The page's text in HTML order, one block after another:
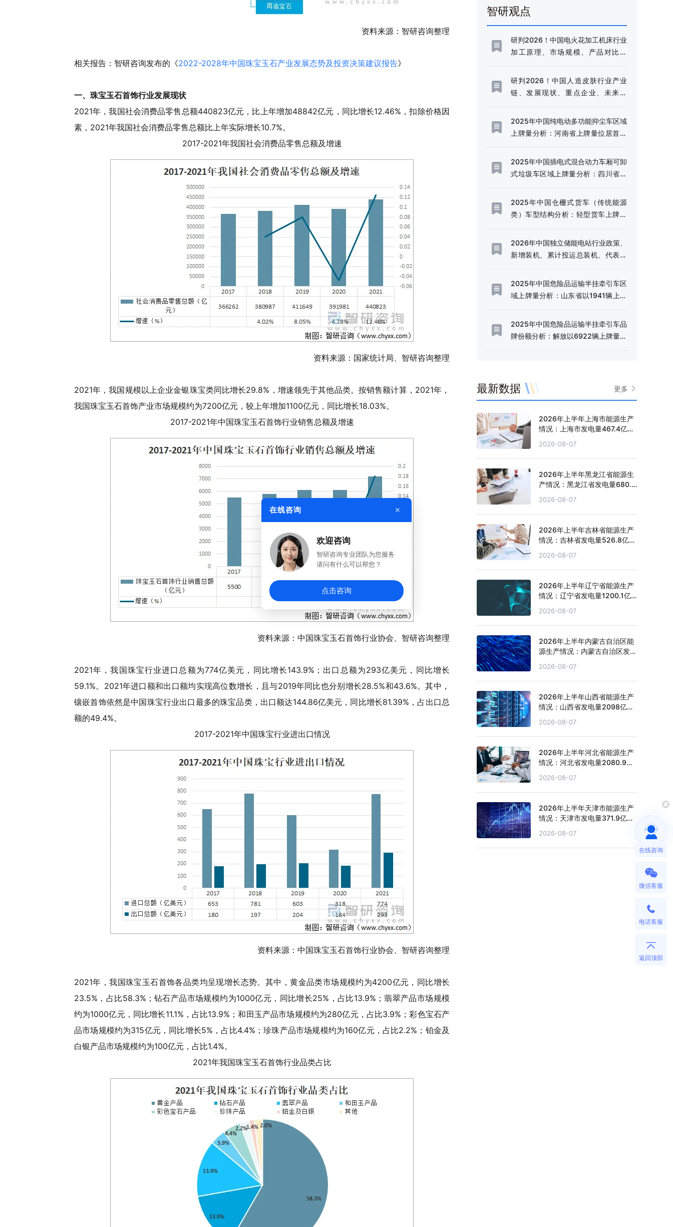
资料来源：智研咨询整理
相关报告：智研咨询发布的《2022-2028年中国珠宝玉石产业发展态势及投资决策建议报告》
一、珠宝玉石首饰行业发展现状
2021年，我国社会消费品零售总额440823亿元，比上年增加48842亿元，同比增长12.46%，扣除价格因
素，2021年我国社会消费品零售总额比上年实际增长10.7%。
2017-2021年我国社会消费品零售总额及增速
资料来源：国家统计局、智研咨询整理
2021年，我国规模以上企业金银珠宝类同比增长29.8%，增速领先于其他品类。按销售额计算，2021年，
我国珠宝玉石首饰产业市场规模约为7200亿元，较上年增加1100亿元，同比增长18.03%。
2017-2021年中国珠宝玉石首饰行业销售总额及增速
资料来源：中国珠宝玉石首饰行业协会、智研咨询整理
2021年，我国珠宝行业进口总额为774亿美元，同比增长143.9%；出口总额为293亿美元，同比增长
59.1%。2021年进口额和出口额均实现高位数增长，且与2019年同比也分别增长28.5%和43.6%。其中，
镶嵌首饰依然是中国珠宝行业出口最多的珠宝品类，出口额达144.86亿美元，同比增长81.39%，占出口总
额的49.4%。
2017-2021年中国珠宝行业进出口情况
资料来源：中国珠宝玉石首饰行业协会、智研咨询整理
2021年，我国珠宝玉石首饰各品类均呈现增长态势。其中，黄金品类市场规模约为4200亿元，同比增长
23.5%，占比58.3%；钻石产品市场规模约为1000亿元，同比增长25%，占比13.9%；翡翠产品市场规模
约为1000亿元，同比增长11.1%，占比13.9%；和田玉产品市场规模约为280亿元，占比3.9%；彩色宝石产
品市场规模约为315亿元，同比增长5%，占比4.4%；珍珠产品市场规模约为160亿元，占比2.2%；铂金及
白银产品市场规模约为100亿元，占比1.4%。
2021年我国珠宝玉石首饰行业品类占比
智研观点
研判2026！中国电火花加工机床行业
加工原理、市场规模、产品对比分
高端化转型加速推进[图]
研判2026！中国人造皮肤行业产业
链、发展现状、重点企业、未来趋
模持续扩容[图]
2025年中国纯电动多功能抑尘车区域
上牌量分析：河南省上牌量位居首位
2025年中国插电式混合动力车厢可卸
式垃圾车区域上牌量分析：四川省上
2025年中国仓栅式货车（传统能源
类）车型结构分析：轻型货车上牌量
2026年中国独立储能电站行业政策、
新增装机、累计投运总装机、代表企
储能电站迎来规模化发展的战略机遇
期[图]
2025年中国危险品运输半挂牵引车区
域上牌量分析：山东省以1941辆上牌
2025年中国危险品运输半挂牵引车品
牌份额分析：解放以6922辆上牌量、
最新数据 更多
2026年上半年上海市能源生产
情况：上海市发电量467.4亿千
2026-08-07
2026年上半年黑龙江省能源生
产情况：黑龙江省发电量680.4
2026-08-07
2026年上半年吉林省能源生产
情况：吉林省发电量526.8亿千
2026-08-07
2026年上半年辽宁省能源生产
情况：辽宁省发电量1200.1亿
2026-08-07
2026年上半年内蒙古自治区能
源生产情况：内蒙古自治区发电
2.7%
2026-08-07
2026年上半年山西省能源生产
情况：山西省发电量2098亿千
2026-08-07
2026年上半年河北省能源生产
情况：河北省发电量2080.9亿
2026-08-07
2026年上半年天津市能源生产
情况：天津市发电量371.9亿千
2026-08-07
在线咨询
微信客服
电话客服
返回顶部
在线咨询 ×
欢迎咨询
智研咨询专业团队为您服务
请问有什么可以帮您？
点击咨询